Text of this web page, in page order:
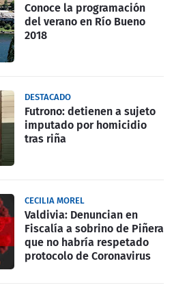
Conoce la programación
del verano en Río Bueno
2018
DESTACADO
Futrono: detienen a sujeto
imputado por homicidio
tras riña
CECILIA MOREL
Valdivia: Denuncian en
Fiscalía a sobrino de Piñera
que no habría respetado
protocolo de Coronavirus